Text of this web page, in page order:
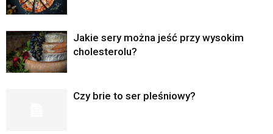
Jakie sery można jeść przy wysokim
cholesterolu?
Czy brie to ser pleśniowy?